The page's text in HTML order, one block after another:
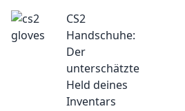
Stilvoll, funktional
und deine
Geheimwaffe für
mehr Skill im Spiel!
Jetzt mehr
erfahren!
CS2
Handschuhe:
Der
unterschätzte
Held deines
Inventars